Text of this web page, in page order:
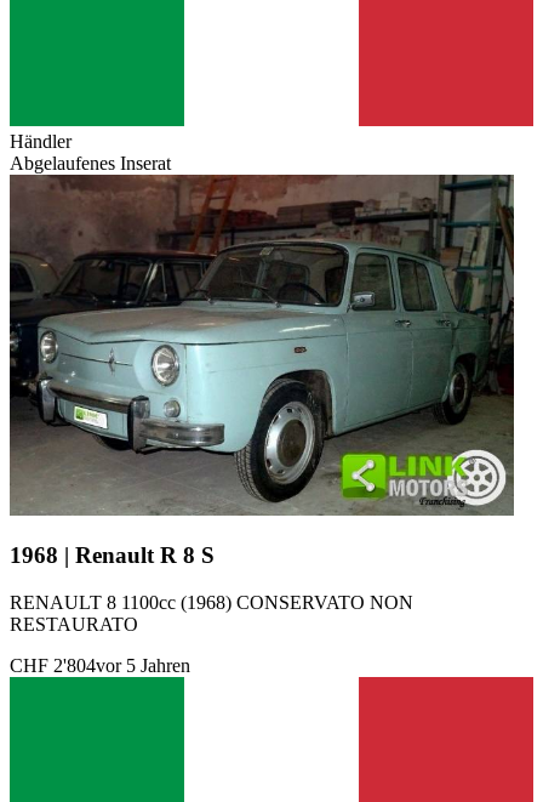
Händler
Abgelaufenes Inserat
1968 | Renault R 8 S
RENAULT 8 1100cc (1968) CONSERVATO NON
RESTAURATO
CHF 2'804vor 5 Jahren